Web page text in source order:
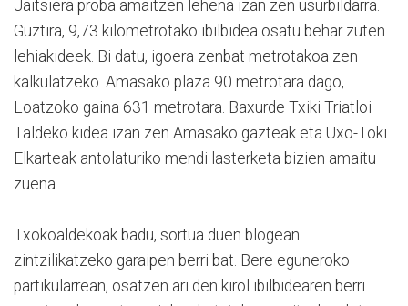
Jaitsiera proba amaitzen lehena izan zen usurbildarra.
Guztira, 9,73 kilometrotako ibilbidea osatu behar zuten
lehiakideek. Bi datu, igoera zenbat metrotakoa zen
kalkulatzeko. Amasako plaza 90 metrotara dago,
Loatzoko gaina 631 metrotara. Baxurde Txiki Triatloi
Taldeko kidea izan zen Amasako gazteak eta Uxo-Toki
Elkarteak antolaturiko mendi lasterketa bizien amaitu
zuena.
Txokoaldekoak badu, sortua duen blogean
zintzilikatzeko garaipen berri bat. Bere eguneroko
partikularrean, osatzen ari den kirol ibilbidearen berri